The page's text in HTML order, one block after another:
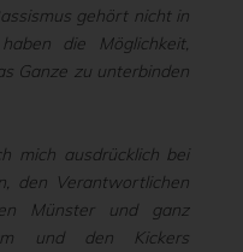
gehört nicht in
die Möglichkeit,
Ganze zu unterbinden
mich ausdrücklich bei
den Verantwortlichen
Münster und ganz
und den Kickers